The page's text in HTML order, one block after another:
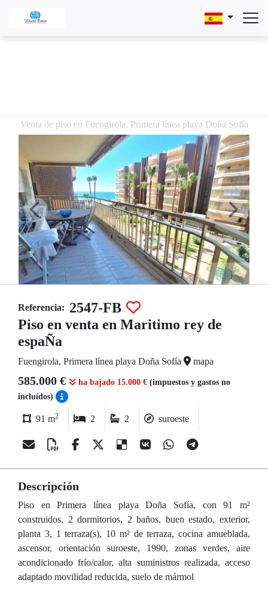
Venta de piso en Fuengirola, Primera línea playa Doña Sofía
Referencia: 2547-FB
Piso en venta en Maritimo rey de
espaÑa
Fuengirola, Primera línea playa Doña Sofía mapa
585.000 € ha bajado 15.000 € (impuestos y gastos no
incluídos)
91 m2 2 2 suroeste
Descripción
Piso en Primera línea playa Doña Sofía, con 91 m²
construidos, 2 dormitorios, 2 baños, buen estado, exterior,
planta 3, 1 terraza(s), 10 m² de terraza, cocina amueblada,
ascensor, orientación suroeste, 1990, zonas verdes, aire
acondicionado frío/calor, alta suministros realizada, acceso
adaptado movilidad reducida, suelo de mármol